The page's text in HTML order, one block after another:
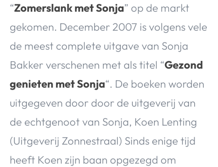
“Zomerslank met Sonja” op de markt
gekomen. December 2007 is volgens vele
de meest complete uitgave van Sonja
Bakker verschenen met als titel “Gezond
genieten met Sonja“. De boeken worden
uitgegeven door door de uitgeverij van
de echtgenoot van Sonja, Koen Lenting
(Uitgeverij Zonnestraal) Sinds enige tijd
heeft Koen zijn baan opgezegd om